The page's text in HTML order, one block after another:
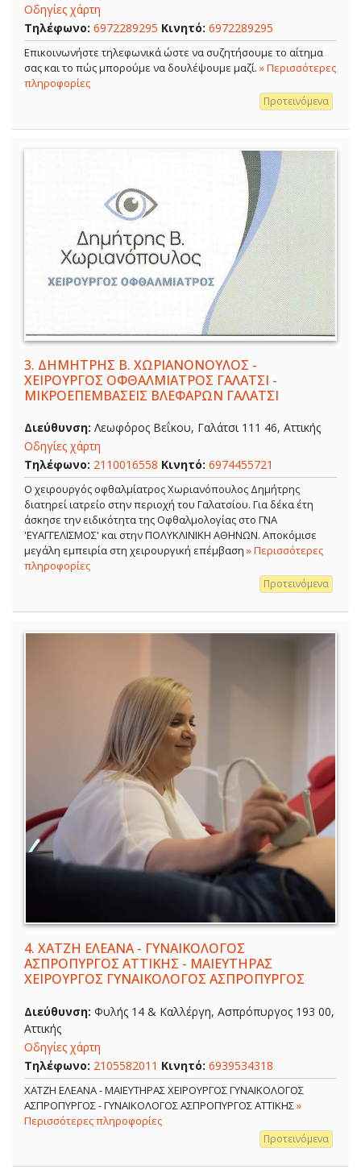
Οδηγίες χάρτη
Τηλέφωνο: 6972289295 Κινητό: 6972289295
Επικοινωνήστε τηλεφωνικά ώστε να συζητήσουμε το αίτημα
σας και το πώς μπορούμε να δουλέψουμε μαζί. » Περισσότερες
πληροφορίες
Προτεινόμενα
3. ΔΗΜΗΤΡΗΣ Β. ΧΩΡΙΑΝΟΝΟΥΛΟΣ -
ΧΕΙΡΟΥΡΓΟΣ ΟΦΘΑΛΜΙΑΤΡΟΣ ΓΑΛΑΤΣΙ -
ΜΙΚΡΟΕΠΕΜΒΑΣΕΙΣ ΒΛΕΦΑΡΩΝ ΓΑΛΑΤΣΙ
Διεύθυνση: Λεωφόρος Βεΐκου, Γαλάτσι 111 46, Αττικής
Οδηγίες χάρτη
Τηλέφωνο: 2110016558 Κινητό: 6974455721
Ο χειρουργός οφθαλμίατρος Χωριανόπουλος Δημήτρης
διατηρεί ιατρείο στην περιοχή του Γαλατσίου. Για δέκα έτη
άσκησε την ειδικότητα της Οφθαλμολογίας στο ΓΝΑ
'ΕΥΑΓΓΕΛΙΣΜΟΣ' και στην ΠΟΛΥΚΛΙΝΙΚΗ ΑΘΗΝΩΝ. Αποκόμισε
μεγάλη εμπειρία στη χειρουργική επέμβαση » Περισσότερες
πληροφορίες
Προτεινόμενα
4. ΧΑΤΖΗ ΕΛΕΑΝΑ - ΓΥΝΑΙΚΟΛΟΓΟΣ
ΑΣΠΡΟΠΥΡΓΟΣ ΑΤΤΙΚΗΣ - ΜΑΙΕΥΤΗΡΑΣ
ΧΕΙΡΟΥΡΓΟΣ ΓΥΝΑΙΚΟΛΟΓΟΣ ΑΣΠΡΟΠΥΡΓΟΣ
Διεύθυνση: Φυλής 14 & Καλλέργη, Ασπρόπυργος 193 00,
Αττικής
Οδηγίες χάρτη
Τηλέφωνο: 2105582011 Κινητό: 6939534318
ΧΑΤΖΗ ΕΛΕΑΝΑ - ΜΑΙΕΥΤΗΡΑΣ ΧΕΙΡΟΥΡΓΟΣ ΓΥΝΑΙΚΟΛΟΓΟΣ
ΑΣΠΡΟΠΥΡΓΟΣ - ΓΥΝΑΙΚΟΛΟΓΟΣ ΑΣΠΡΟΠΥΡΓΟΣ ΑΤΤΙΚΗΣ»
Περισσότερες πληροφορίες
Προτεινόμενα